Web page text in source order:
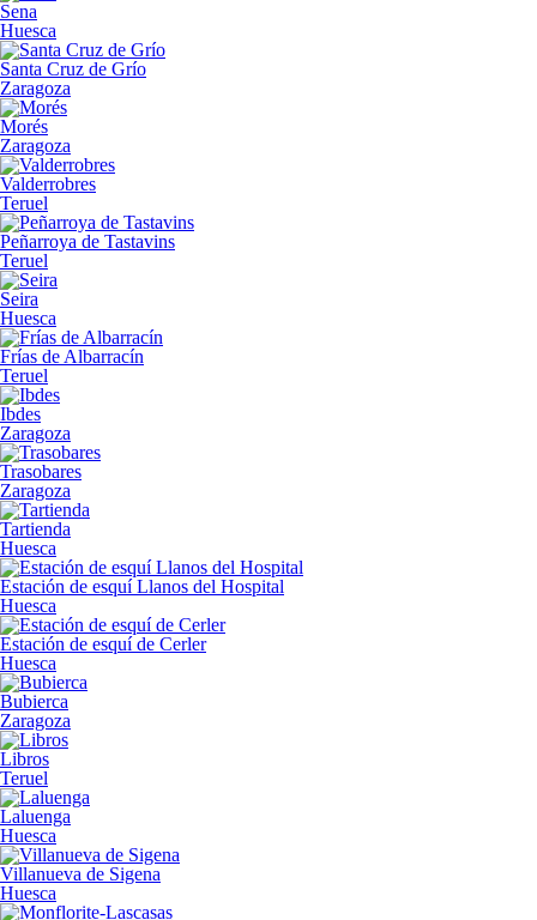
Sena
Huesca
Santa Cruz de Grío
Zaragoza
Morés
Zaragoza
Valderrobres
Teruel
Peñarroya de Tastavins
Teruel
Seira
Huesca
Frías de Albarracín
Teruel
Ibdes
Zaragoza
Trasobares
Zaragoza
Tartienda
Huesca
Estación de esquí Llanos del Hospital
Huesca
Estación de esquí de Cerler
Huesca
Bubierca
Zaragoza
Libros
Teruel
Laluenga
Huesca
Villanueva de Sigena
Huesca